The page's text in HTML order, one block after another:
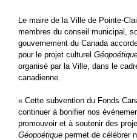
Le maire de la Ville de Pointe-
membres du conseil municipal,
gouvernement du Canada
pour le projet culturel
organisé par la Ville, dans le
canadienne.
« Cette subvention du Fonds
continuer à bonifier nos
promouvoir et à soutenir des
Géopoétique permet de célébrer